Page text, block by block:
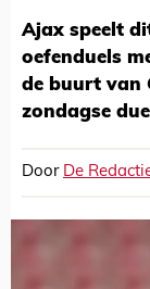
Ajax speelt
oefenduels
de buurt van
zondagse
Door De